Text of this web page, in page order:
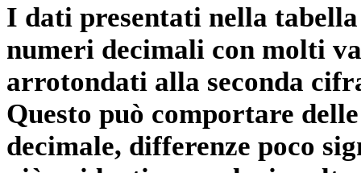
I dati presentati nella
numeri decimali con molti
arrotondati alla seconda
Questo può comportare
decimale, differenze poco